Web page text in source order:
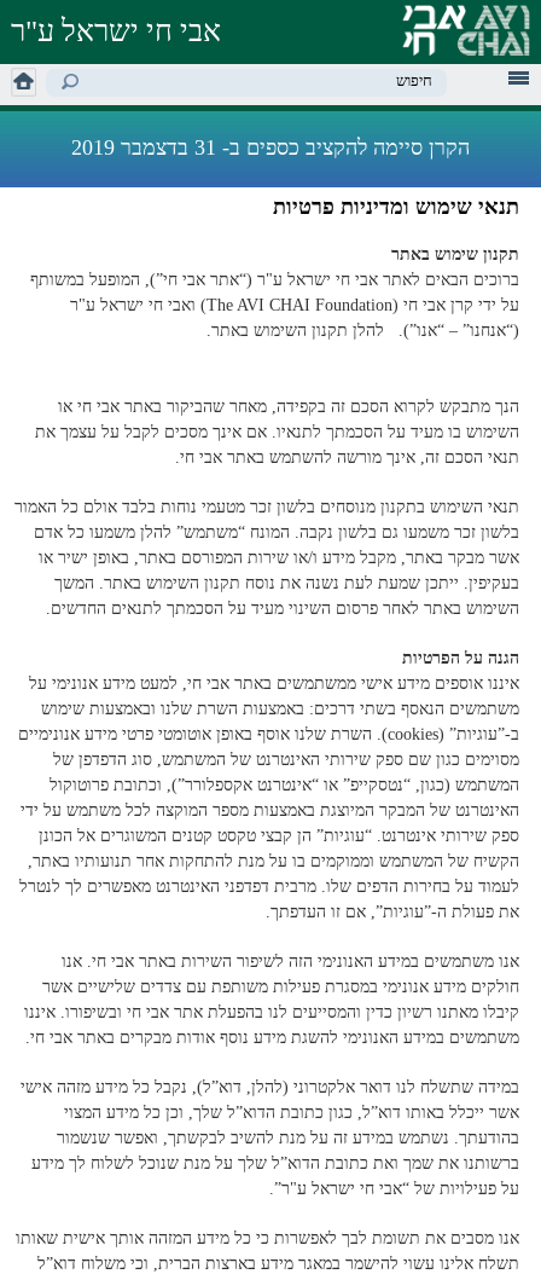
לתוכן
העיקרי
אבי חי ישראל ע"ר
מילות מפתח לחיפוש
הקרן סיימה להקציב כספים ב- 31 בדצמבר 2019
תנאי שימוש ומדיניות פרטיות
תקנון שימוש באתר
ברוכים הבאים לאתר אבי חי ישראל ע"ר (“אתר אבי חי”), המופעל במשותף
על ידי קרן אבי חי (The AVI CHAI Foundation) ואבי חי ישראל ע"ר
(“אנחנו” – “אנו”). להלן תקנון השימוש באתר.
הנך מתבקש לקרוא הסכם זה בקפידה, מאחר שהביקור באתר אבי חי או
השימוש בו מעיד על הסכמתך לתנאיו. אם אינך מסכים לקבל על עצמך את
תנאי הסכם זה, אינך מורשה להשתמש באתר אבי חי.
תנאי השימוש בתקנון מנוסחים בלשון זכר מטעמי נוחות בלבד אולם כל האמור
בלשון זכר משמעו גם בלשון נקבה. המונח “משתמש” להלן משמעו כל אדם
אשר מבקר באתר, מקבל מידע ו/או שירות המפורסם באתר, באופן ישיר או
בעקיפין. ייתכן שמעת לעת נשנה את נוסח תקנון השימוש באתר. המשך
השימוש באתר לאחר פרסום השינוי מעיד על הסכמתך לתנאים החדשים.
הגנה על הפרטיות
איננו אוספים מידע אישי ממשתמשים באתר אבי חי, למעט מידע אנונימי על
משתמשים הנאסף בשתי דרכים: באמצעות השרת שלנו ובאמצעות שימוש
ב-”עוגיות” (cookies). השרת שלנו אוסף באופן אוטומטי פרטי מידע אנונימיים
מסוימים כגון שם ספק שירותי האינטרנט של המשתמש, סוג הדפדפן של
המשתמש (כגון, “נטסקייפ” או “אינטרנט אקספלורר”), וכתובת פרוטוקול
האינטרנט של המבקר המיוצגת באמצעות מספר המוקצה לכל משתמש על ידי
ספק שירותי אינטרנט. “עוגיות” הן קבצי טקסט קטנים המשוגרים אל הכונן
הקשיח של המשתמש וממוקמים בו על מנת להתחקות אחר תנועותיו באתר,
לעמוד על בחירות הדפים שלו. מרבית דפדפני האינטרנט מאפשרים לך לנטרל
את פעולת ה-”עוגיות”, אם זו העדפתך.
אנו משתמשים במידע האנונימי הזה לשיפור השירות באתר אבי חי. אנו
חולקים מידע אנונימי במסגרת פעילות משותפת עם צדדים שלישיים אשר
קיבלו מאתנו רשיון כדין והמסייעים לנו בהפעלת אתר אבי חי ובשיפורו. איננו
משתמשים במידע האנונימי להשגת מידע נוסף אודות מבקרים באתר אבי חי.
במידה שתשלח לנו דואר אלקטרוני (להלן, דוא”ל), נקבל כל מידע מזהה אישי
אשר ייכלל באותו דוא”ל, כגון כתובת הדוא”ל שלך, וכן כל מידע המצוי
בהודעתך. נשתמש במידע זה על מנת להשיב לבקשתך, ואפשר שנשמור
ברשותנו את שמך ואת כתובת הדוא”ל שלך על מנת שנוכל לשלוח לך מידע
על פעילויות של “אבי חי ישראל ע"ר”.
אנו מסבים את תשומת לבך לאפשרות כי כל מידע המזהה אותך אישית שאותו
תשלח אלינו עשוי להישמר במאגר מידע בארצות הברית, וכי משלוח דוא”ל